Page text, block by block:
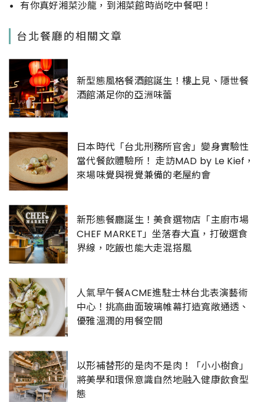
有你真好湘菜沙龍，到湘菜館時尚吃中餐吧！
台北餐廳的相關文章
新型態風格餐酒館誕生！樓上見、隱世餐
酒館滿足你的亞洲味蕾
日本時代「台北刑務所官舍」變身實驗性
當代餐飲體驗所！ 走訪MAD by Le Kief，
來場味覺與視覺兼備的老屋約會
新形態餐廳誕生！美食選物店「主廚市場
CHEF MARKET」坐落春大直，打破選食
界線，吃飯也能大走混搭風
人氣早午餐ACME進駐士林台北表演藝術
中心！挑高曲面玻璃帷幕打造寬敞通透、
優雅溫潤的用餐空間
以形補替形的是肉不是肉！「小小樹食」
將美學和環保意識自然地融入健康飲食型
態